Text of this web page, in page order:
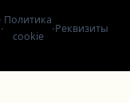
·
Политика
cookie
·Реквизиты